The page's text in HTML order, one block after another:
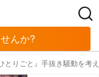
TECH
とりごと』手抜き騒動を考
んか?